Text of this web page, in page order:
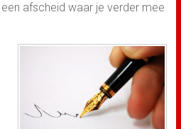
afscheid waar je verder mee